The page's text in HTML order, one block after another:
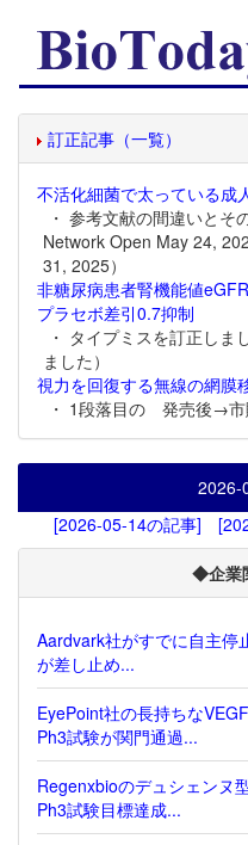
訂正記事（一覧）
不活化細菌で太っている成
・ 参考文献の間違いと
Network Open May 24,
31, 2025）
非糖尿病患者腎機能値
プラセボ差引0.7抑制
・ タイプミスを訂正し
ました）
視力を回復する無線の網膜
・ 1段落目の 発売後→
2026-
[2026-05-14の記事]
◆企業
Aardvark社がすでに自主停
が差し止め...
EyePoint社の長持ちな
Ph3試験が関門通過...
Regenxbioのデュシェンヌ
Ph3試験目標達成...